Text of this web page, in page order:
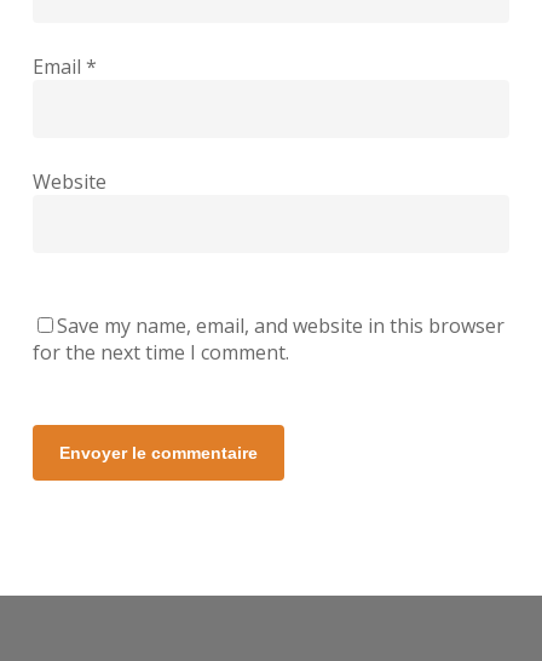
Email *
Website
Save my name, email, and website in this browser
for the next time I comment.